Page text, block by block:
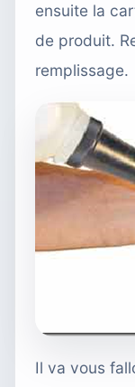
ensuite la
de produit.
remplissage.
Il va vous